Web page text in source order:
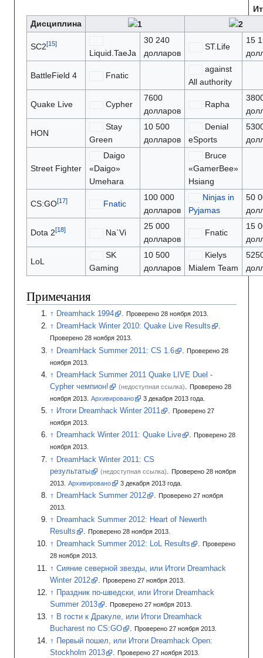
Дисциплина
SC2
Liquid.TaeJa
30 240
долларов
ST.Life
15
BattleField 4 Fnatic
against
All authority
Quake Live Cypher
7600
долларов
Rapha
HON
Stay
Green
10 500
долларов
Denial
eSports
Street Fighter
Daigo
«Daigo»
Umehara
Bruce
«GamerBee»
Hsiang
CS:GO Fnatic
100 000
долларов
Ninjas in
Pyjamas
50
Dota 2 Na`Vi
25 000
долларов
Fnatic
15
LoL
SK
Gaming
10 500
долларов
Kielys
Mialem Team
Примечания
Dreamhack 1994 . Проверено 28 ноября 2013.
DreamHack Winter 2010: Quake Live Results .
Проверено 28 ноября 2013.
DreamHack Summer 2011: CS 1.6
Проверено 28
ноября 2013.
DreamHack Summer 2011 Quake LIVE Duel -
Cypher чемпион!
(недоступная ссылка). Проверено 28
ноября 2013.
Архивировано 3 декабря 2013 года.
Итоги Dreamhack Winter 2011 . Проверено 27
ноября 2013.
Dreamhack Winter 2011: Quake Live . Проверено 28
ноября 2013.
DreamHack Winter 2011: CS
результаты
(недоступная ссылка)
Проверено 28 ноября
2013.
Архивировано 3 декабря 2013 года.
DreamHack Summer 2012 . Проверено 27 ноября
2013.
Dreamhack Summer 2012: Heart of Newerth
Results
. Проверено 28 ноября 2013.
Dreamhack Summer 2012: LoL Results . Проверено
28 ноября 2013.
Сияние северной звезды, или Итоги Dreamhack
Winter 2012
Проверено 27 ноября 2013.
Праздник по-шведски, или Итоги Dreamhack
Summer 2013
. Проверено 27 ноября 2013.
В гости к Дракуле, или Итоги Dreamhack
Bucharest по CS:GO
. Проверено 27 ноября 2013.
Первый пошел, или Итоги Dreamhack Open:
Stockholm 2013
. Проверено 27 ноября 2013.